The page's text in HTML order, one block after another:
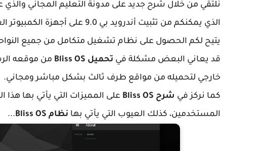
الذي يمكنكم من تثبيت أندرويد
يتيح لكم الحصول على نظام تشغيل متكامل من جميع
قد يعاني البعض مشكلة في تحميل Bliss OS
من موقعه
خارجي لتحميله من مواقع طرف ثالث بشكل مباشر ومجاني.
كما نركز في شرح Bliss OS
على المميزات التي يأتي بها هذا
المستخدمين، كذلك العيوب التي يأتي بها نظام Bliss OS ...